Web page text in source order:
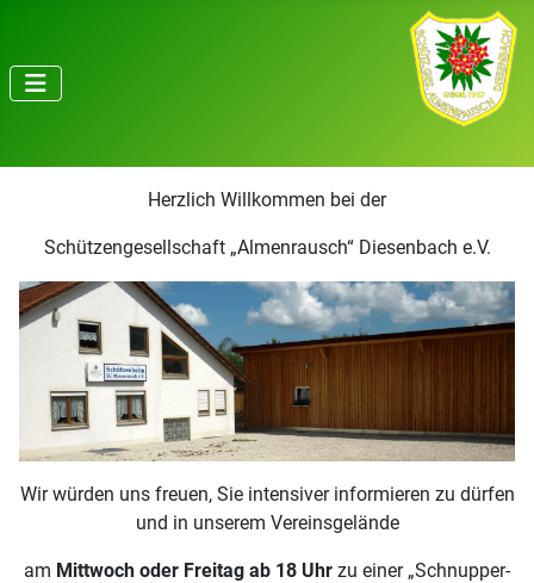
Herzlich Willkommen bei der
Schützengesellschaft „Almenrausch“ Diesenbach e.V.
Wir würden uns freuen, Sie intensiver informieren zu dürfen
und in unserem Vereinsgelände
am Mittwoch oder Freitag ab 18 Uhr zu einer „Schnupper-